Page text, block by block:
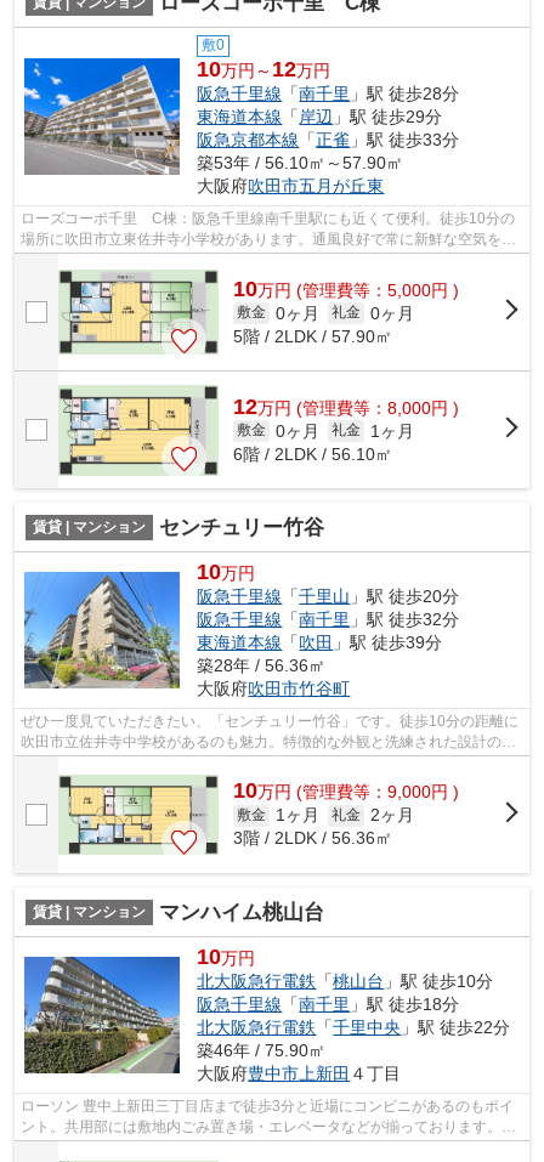
敷0
10万円～ 12万円
阪急千里線 「南千里 」駅 徒歩28分
東海道本線 「 岸辺 」駅 徒歩29分
阪急京都本線 「正雀 」駅 徒歩33分
築53年 / 56.10㎡～57.90㎡
大阪府吹田市五月が丘東
ローズコーポ千里 C棟：阪急千里線南千里駅にも近くて便利。徒歩10分の
場所に吹田市立東佐井寺小学校があります。通風良好で常に新鮮な空気を送
10万円 (管理費等：5,000円 )
敷金 0ヶ月 礼金 0ヶ月
5階 / 2LDK / 57.90㎡
12万円 (管理費等：8,000円 )
敷金 0ヶ月 礼金
1ヶ月
6階 / 2LDK / 56.10㎡
賃貸 | マンション センチュリー竹谷
10万円
阪急千里線 「千里山 」駅 徒歩20分
阪急千里線 「南千里 」駅 徒歩32分
東海道本線 「吹田 」駅 徒歩39分
築28年 / 56.36㎡
大阪府吹田市竹谷町
ぜひ一度見ていただきたい、「センチュリー竹谷」です。徒歩10分の距離に
吹田市立佐井寺中学校があるのも魅力。特徴的な外観と洗練された設計の内
装を持つデザイナーズ。こちらの物件...
10万円 (管理費等：9,000円 )
敷金 1ヶ月 礼金 2ヶ月
3階 / 2LDK / 56.36㎡
賃貸 | マンション マンハイム桃山台
10万円
北大阪急行電鉄 「桃山台 」駅 徒歩10分
阪急千里線 「南千里 」駅 徒歩18分
北大阪急行電鉄 「千里中央 」駅 徒歩22分
築46年 / 75.90㎡
大阪府豊中市 上新田 ４丁目
ローソン 豊中上新田三丁目店まで徒歩3分と近場にコンビニがあるのもポイ
ント。共用部には敷地内ごみ置き場・エレベータなどが揃っております。物
件から駐車場までの距離は100mです。...